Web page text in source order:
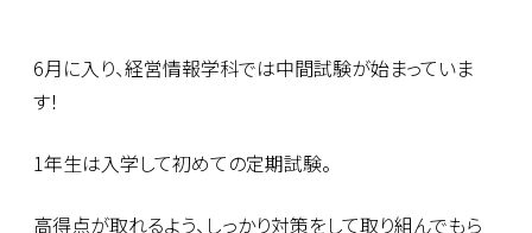
6月に入り、経営情報学科では中間試験が始まっていま
す！
1年生は入学して初めての定期試験。
高得点が取れるよう、しっかり対策をして取り組んでもら